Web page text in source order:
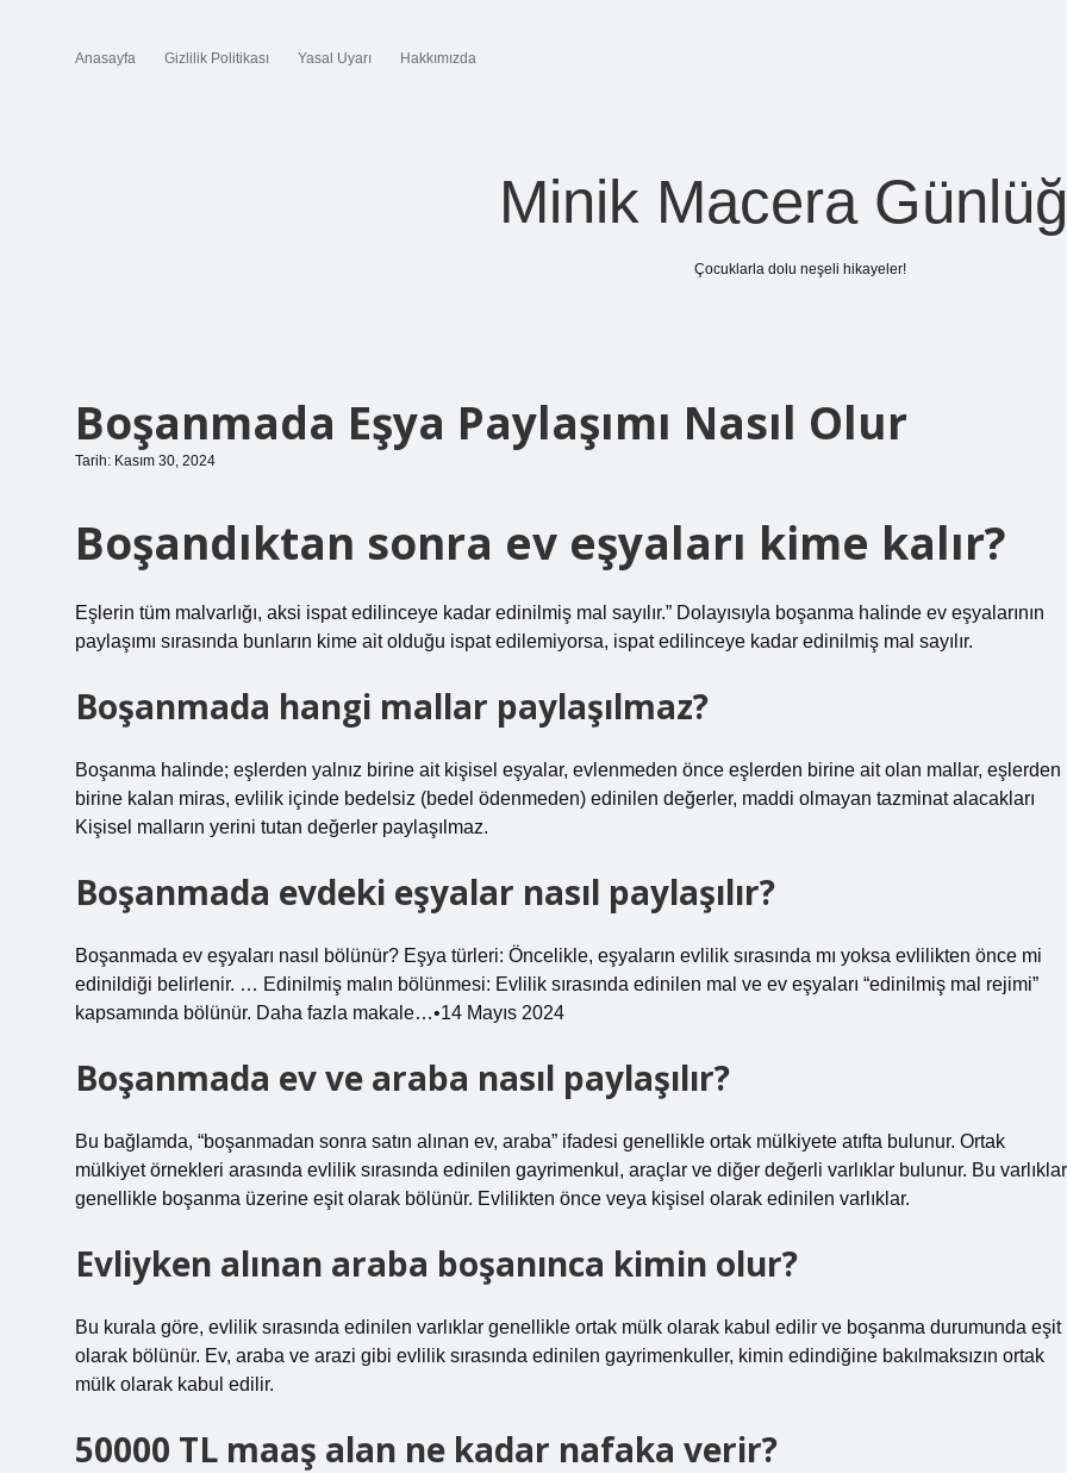
Anasayfa Gizlilik Politikası Yasal Uyarı Hakkımızda
Minik Macera
Çocuklarla dolu neşeli hikayeler!
Boşanmada Eşya Paylaşımı Nasıl Olur
Tarih: Kasım 30, 2024
Boşandıktan sonra ev eşyaları kime kalır?
Eşlerin tüm malvarlığı, aksi ispat edilinceye kadar edinilmiş mal sayılır.” Dolayısıyla boşanma halinde ev eşyalarının
paylaşımı sırasında bunların kime ait olduğu ispat edilemiyorsa, ispat edilinceye kadar edinilmiş mal sayılır.
Boşanmada hangi mallar paylaşılmaz?
Boşanma halinde; eşlerden yalnız birine ait kişisel eşyalar, evlenmeden önce eşlerden birine ait olan mallar, eşlerden
birine kalan miras, evlilik içinde bedelsiz (bedel ödenmeden) edinilen değerler, maddi olmayan tazminat alacakları
Kişisel malların yerini tutan değerler paylaşılmaz.
Boşanmada evdeki eşyalar nasıl paylaşılır?
Boşanmada ev eşyaları nasıl bölünür? Eşya türleri: Öncelikle, eşyaların evlilik sırasında mı yoksa evlilikten önce mi
edinildiği belirlenir. … Edinilmiş malın bölünmesi: Evlilik sırasında edinilen mal ve ev eşyaları “edinilmiş mal rejimi”
kapsamında bölünür. Daha fazla makale…•14 Mayıs 2024
Boşanmada ev ve araba nasıl paylaşılır?
Bu bağlamda, “boşanmadan sonra satın alınan ev, araba” ifadesi genellikle ortak mülkiyete atıfta bulunur. Ortak
mülkiyet örnekleri arasında evlilik sırasında edinilen gayrimenkul, araçlar ve diğer değerli varlıklar bulunur. Bu varlıklar
genellikle boşanma üzerine eşit olarak bölünür. Evlilikten önce veya kişisel olarak edinilen varlıklar.
Evliyken alınan araba boşanınca kimin olur?
Bu kurala göre, evlilik sırasında edinilen varlıklar genellikle ortak mülk olarak kabul edilir ve boşanma durumunda eşit
olarak bölünür. Ev, araba ve arazi gibi evlilik sırasında edinilen gayrimenkuller, kimin edindiğine bakılmaksızın ortak
mülk olarak kabul edilir.
50000 TL maaş alan ne kadar nafaka verir?